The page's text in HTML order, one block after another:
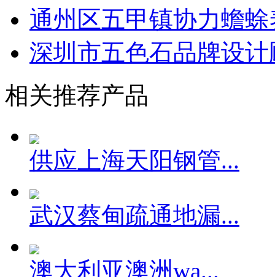
通州区五甲镇协力蟾
深圳市五色石品牌设
相关推荐产品
供应上海天阳钢管...
武汉蔡甸疏通地漏...
澳大利亚澳洲wa...